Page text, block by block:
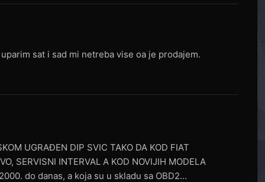
sat i sad mi netreba vise oa je prodajem.
UGRAĐEN DIP SVIC TAKO DA KOD FIAT
SERVISNI INTERVAL A KOD NOVIJIH MODELA
do danas, a koja su u skladu sa OBD2...